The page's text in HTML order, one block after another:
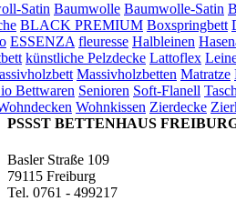
Satin Baumwolle Baumwolle-Satin
BLACK PREMIUM Boxspringbett
ESSENZA fleuresse Halbleinen
künstliche Pelzdecke Lattoflex
Massivholzbetten Matratze
Bettwaren Senioren Soft-Flanell
Wohnkissen Zierdecke
PSSST BETTENHAUS
Basler Straße 109
79115 Freiburg
Tel. 0761 - 499217